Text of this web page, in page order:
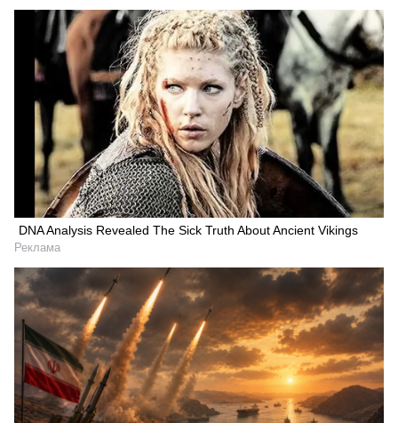
DNA Analysis Revealed The Sick Truth About Ancient Vikings
Реклама